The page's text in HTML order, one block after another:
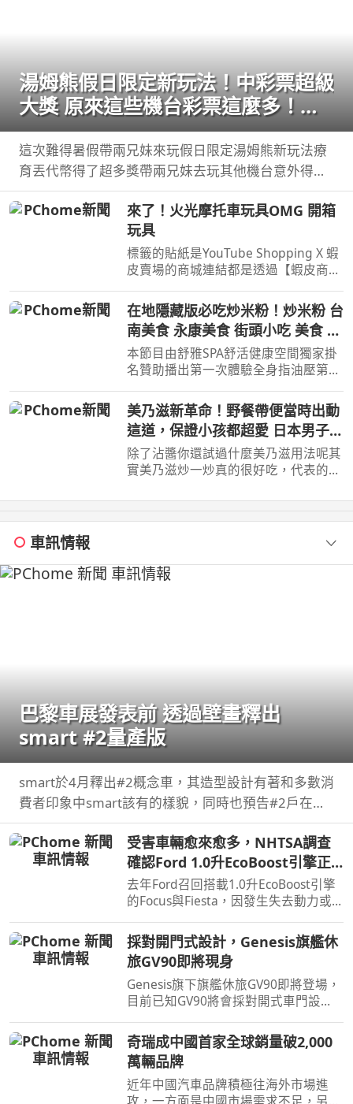
湯姆熊假日限定新玩法！中彩票超級
大獎 原來這些機台彩票這麼多！
【Bobo TV】
這次難得暑假帶兩兄妹來玩假日限定湯姆熊新玩法療
育丟代幣得了超多獎帶兩兄妹去玩其他機台意外得到
超多彩票！ 我們的蹦蹦 ...
來了！火光摩托車玩具OMG 開箱
玩具
標籤的貼紙是YouTube Shopping X 蝦
皮賣場的商城連結都是透過【蝦皮商
家不一定都是我購買 ...
在地隱藏版必吃炒米粉！炒米粉 台
南美食 永康美食 街頭小吃 美食 美
食推薦 旅遊 fyp food
taiwanfood streetfood
本節目由舒雅SPA舒活健康空間獨家掛
名贊助播出第一次體驗全身指油壓第二
062985552 ...
美乃滋新革命！野餐帶便當時出動
這道，保證小孩都超愛 日本男子的
家庭料理 TASTY NOTE
除了沾醬你還試過什麼美乃滋用法呢其
實美乃滋炒一炒真的很好吃，代表的料
車訊情報
巴黎車展發表前 透過壁畫釋出
smart #2量產版
smart於4月釋出#2概念車，其造型設計有著和多數消
費者印象中smart該有的樣貌，同時也預告#2戶在巴
黎車展亮相，近日smart就透過壁畫公布#2量產版樣
貌。
受害車輛愈來愈多，NHTSA調查
確認Ford 1.0升EcoBoost引擎正
時皮帶會產生碎屑導致引擎鎖死
去年Ford召回搭載1.0升EcoBoost引擎
的Focus與Fiesta，因發生失去動力或
引擎鎖死情況，對此NHTSA也進入調
查，之後甚至還擴大範圍和技術工程分
析，如今則確認原因了。
採對開門式設計，Genesis旗艦休
旅GV90即將現身
Genesis旗下旗艦休旅GV90即將登場，
目前已知GV90將會採對開式車門設
奇瑞成中國首家全球銷量破2,000
萬輛品牌
近年中國汽車品牌積極往海外市場進